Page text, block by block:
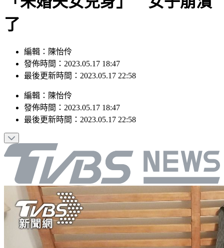
「未婚夫女兒身」 女子崩潰
了
編輯：陳怡伶
發佈時間：2023.05.17 18:47
編輯：陳怡伶
發佈時間：2023.05.17 18:47